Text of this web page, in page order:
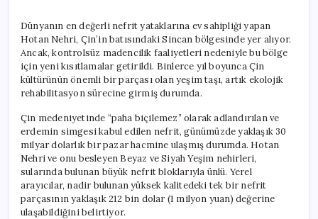
Kaynağı
ve
Yeni
Düzenlemeler
için
Dünyanın en değerli nefrit yataklarına ev sahipliği yapan
Hotan Nehri, Çin’in batısındaki Sincan bölgesinde yer alıyor.
Ancak, kontrolsüz madencilik faaliyetleri nedeniyle bu bölge
için yeni kısıtlamalar getirildi. Binlerce yıl boyunca Çin
kültürünün önemli bir parçası olan yeşim taşı, artık ekolojik
rehabilitasyon sürecine girmiş durumda.
Çin medeniyetinde “paha biçilemez” olarak adlandırılan ve
erdemin simgesi kabul edilen nefrit, günümüzde yaklaşık 30
milyar dolarlık bir pazar hacmine ulaşmış durumda. Hotan
Nehri ve onu besleyen Beyaz ve Siyah Yeşim nehirleri,
sularında bulunan büyük nefrit bloklarıyla ünlü. Yerel
arayıcılar, nadir bulunan yüksek kalitedeki tek bir nefrit
parçasının yaklaşık 212 bin dolar (1 milyon yuan) değerine
ulaşabildiğini belirtiyor.